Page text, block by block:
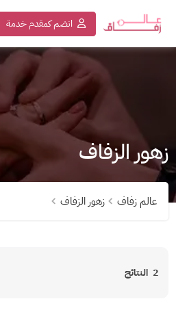
انضم كمقدم خدمة
زهور الزفاف
عالم زفاف زهور الزفاف
2 النتائج